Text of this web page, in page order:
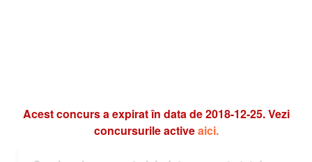
Acest concurs a expirat în data de 2018-12-25. Vezi
concursurile activeaici.